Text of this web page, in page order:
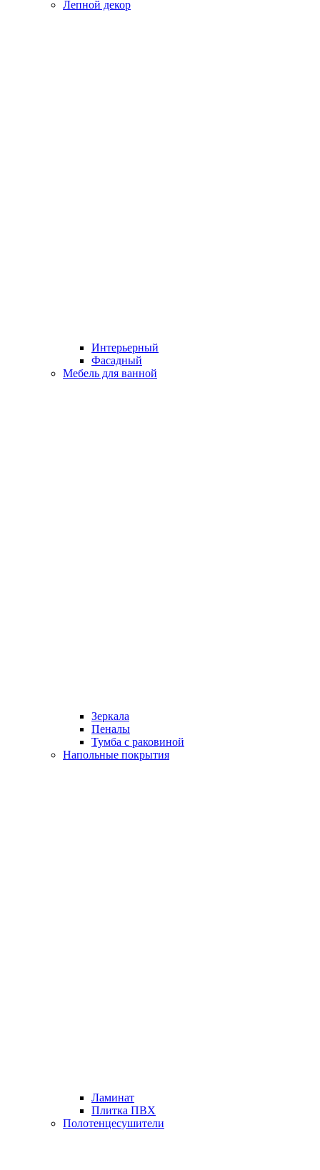
Лепной декор
Интерьерный
Фасадный
Мебель для ванной
Зеркала
Пеналы
Тумба с раковиной
Напольные покрытия
Ламинат
Плитка ПВХ
Полотенцесушители